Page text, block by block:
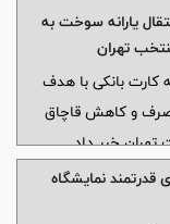
یارانه سوخت به
تهران
کارت بانکی با هدف
و کاهش قاچاق
خبر داد.
قدرتمند نمایشگاه